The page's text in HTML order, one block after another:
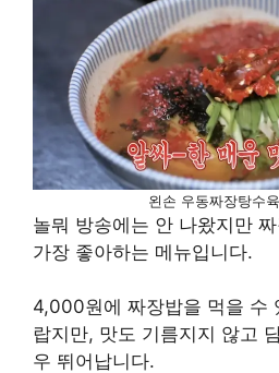
왼손 우동짜장탕수
놀뭐 방송에는 안 나왔지만
가장 좋아하는 메뉴입니다.
4,000원에 짜장밥을 먹을 수
랍지만, 맛도 기름지지 않고
우 뛰어납니다.